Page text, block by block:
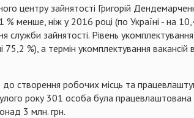
центру зайнятості Григорій
менше, ніж у 2016 році (по Україні - на
служби зайнятості. Рівень
%), а термін укомплектування вакансій
створення робочих місць та
року 301 особа була
3 млн. грн.